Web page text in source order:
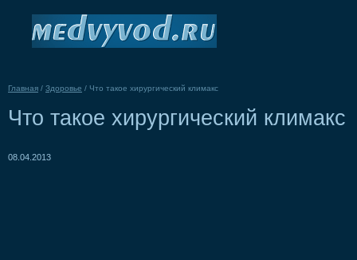
Главная / Здоровье / Что такое хирургический климакс
Что такое хирургический климакс
08.04.2013